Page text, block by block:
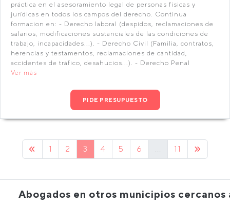
práctica en el asesoramiento legal de personas físicas y
jurídicas en todos los campos del derecho. Continua
formacion en: - Derecho laboral (despidos, reclamaciones de
salarios, modificaciones sustanciales de las condiciones de
trabajo, incapacidades...). - Derecho Civil (Familia, contratos,
herencias y testamentos, reclamaciones de cantidad,
accidentes de tráfico, desahucios...). - Derecho Penal
Ver más
PIDE PRESUPUESTO
1 2 3 4 5 6 ... 11
Abogados en otros municipios cercanos